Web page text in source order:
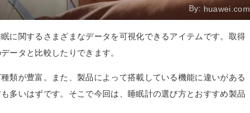
By: huawei.com
に関するさまざまなデータを可視化できるアイテムです。取得
ータと比較したりできます。
類が豊富。また、製品によって搭載している機能に違いがある
多いはずです。そこで今回は、睡眠計の選び方とおすすめ製品